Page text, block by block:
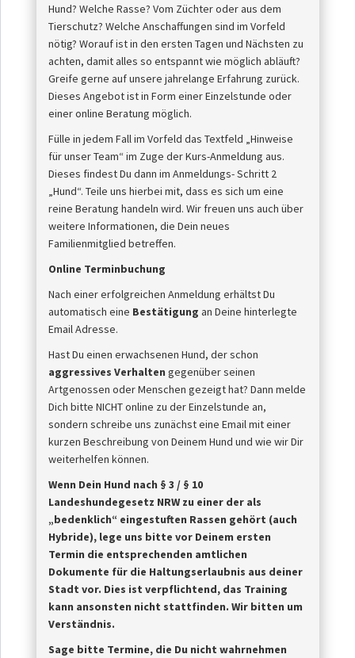
Hund? Welche Rasse? Vom Züchter oder aus dem
Tierschutz? Welche Anschaffungen sind im Vorfeld
nötig? Worauf ist in den ersten Tagen und Nächsten zu
achten, damit alles so entspannt wie möglich abläuft?
Greife gerne auf unsere jahrelange Erfahrung zurück.
Dieses Angebot ist in Form einer Einzelstunde oder
einer online Beratung möglich.
Fülle in jedem Fall im Vorfeld das Textfeld „Hinweise
für unser Team“ im Zuge der Kurs-Anmeldung aus.
Dieses findest Du dann im Anmeldungs- Schritt 2
„Hund“. Teile uns hierbei mit, dass es sich um eine
reine Beratung handeln wird. Wir freuen uns auch über
weitere Informationen, die Dein neues
Familienmitglied betreffen.
Online Terminbuchung
Nach einer erfolgreichen Anmeldung erhältst Du
automatisch eine Bestätigung an Deine hinterlegte
Email Adresse.
Hast Du einen erwachsenen Hund, der schon
aggressives Verhalten gegenüber seinen
Artgenossen oder Menschen gezeigt hat? Dann melde
Dich bitte NICHT online zu der Einzelstunde an,
sondern schreibe uns zunächst eine Email mit einer
kurzen Beschreibung von Deinem Hund und wie wir Dir
weiterhelfen können.
Wenn Dein Hund nach § 3 / § 10
Landeshundegesetz NRW zu einer der als
„bedenklich“ eingestuften Rassen gehört (auch
Hybride), lege uns bitte vor Deinem ersten
Termin die entsprechenden amtlichen
Dokumente für die Haltungserlaubnis aus deiner
Stadt vor. Dies ist verpflichtend, das Training
kann ansonsten nicht stattfinden. Wir bitten um
Verständnis.
Sage bitte Termine, die Du nicht wahrnehmen